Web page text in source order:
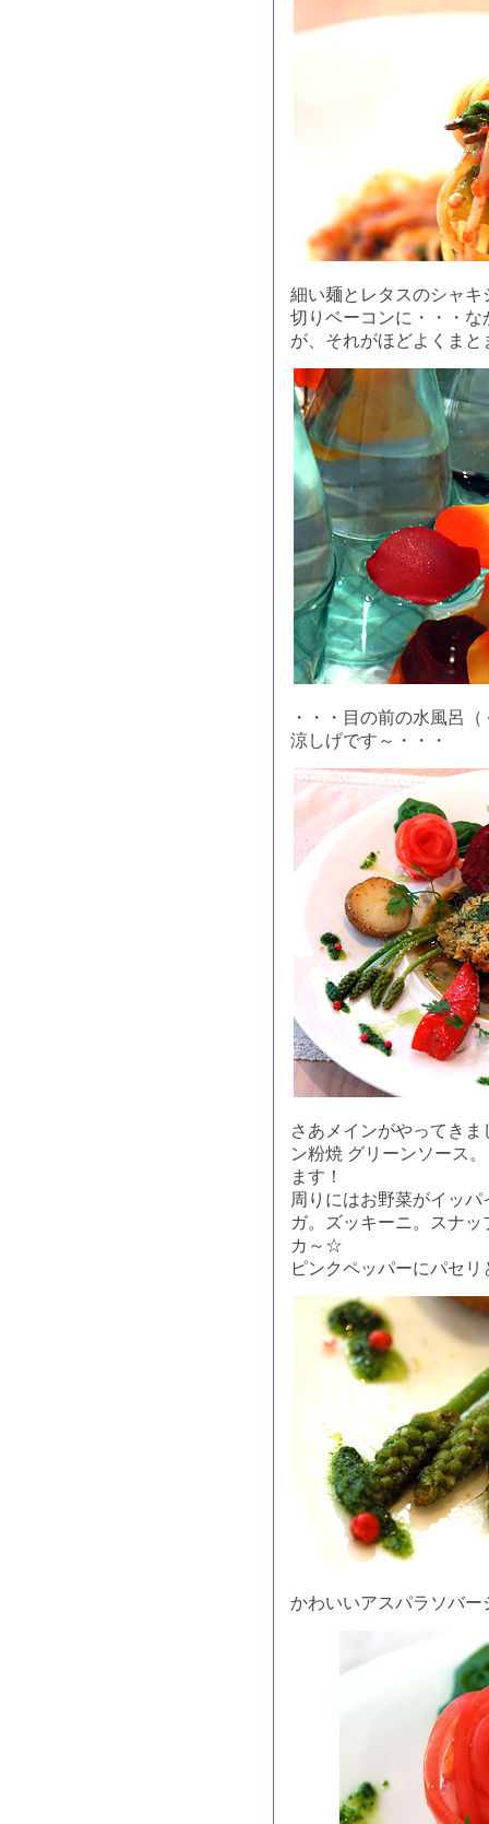
細い麺とレタスのシャ
切りベーコンに・・・
が、それがほどよくまと
・・・目の前の水風呂
涼しげです～・・・
さあメインがやってき
ン粉焼 グリーンソース
ます！
周りにはお野菜がイッ
ガ。ズッキーニ。スナ
カ～☆
ピンクペッパーにパセ
かわいいアスパラソバー